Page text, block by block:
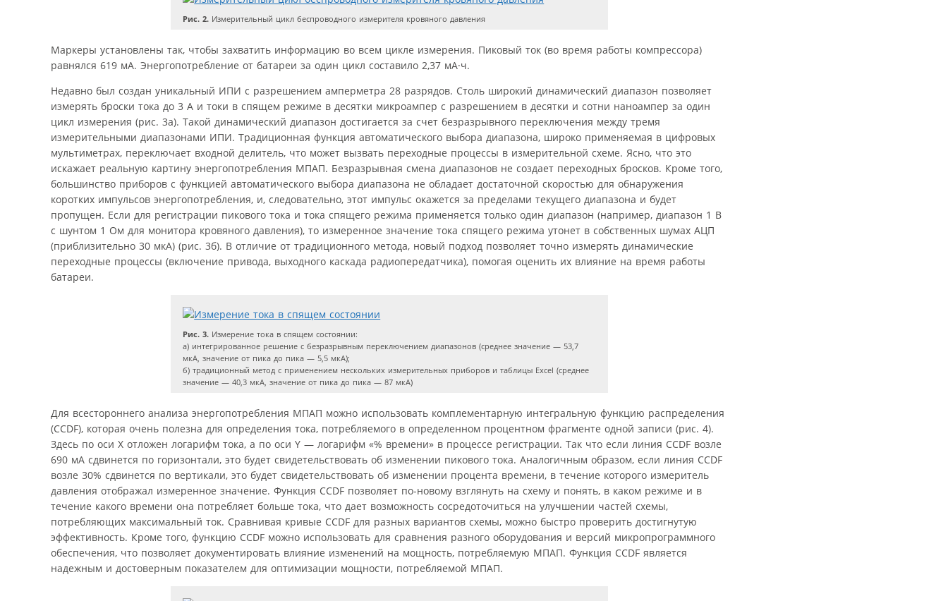
Рис. 2. Измерительный цикл беспроводного измерителя кровяного давления
Маркеры установлены так, чтобы захватить информацию во всем цикле измерения. Пиковый ток (во время работы компрессора)
равнялся 619 мА. Энергопотребление от батареи за один цикл составило 2,37 мА·ч.
Недавно был создан уникальный ИПИ с разрешением амперметра 28 разрядов. Столь широкий динамический диапазон позволяет
измерять броски тока до 3 А и токи в спящем режиме в десятки микроампер с разрешением в десятки и сотни наноампер за один
цикл измерения (рис. 3а). Такой динамический диапазон достигается за счет безразрывного переключения между тремя
измерительными диапазонами ИПИ. Традиционная функция автоматического выбора диапазона, широко применяемая в цифровых
мультиметрах, переключает входной делитель, что может вызвать переходные процессы в измерительной схеме. Ясно, что это
искажает реальную картину энергопотребления МПАП. Безразрывная смена диапазонов не создает переходных бросков. Кроме того,
большинство приборов с функцией автоматического выбора диапазона не обладает достаточной скоростью для обнаружения
коротких импульсов энергопотребления, и, следовательно, этот импульс окажется за пределами текущего диапазона и будет
пропущен. Если для регистрации пикового тока и тока спящего режима применяется только один диапазон (например, диапазон 1 В
с шунтом 1 Ом для монитора кровяного давления), то измеренное значение тока спящего режима утонет в собственных шумах АЦП
(приблизительно 30 мкА) (рис. 3б). В отличие от традиционного метода, новый подход позволяет точно измерять динамические
переходные процессы (включение привода, выходного каскада радиопередатчика), помогая оценить их влияние на время работы
батареи.
Рис. 3. Измерение тока в спящем состоянии:
а) интегрированное решение с безразрывным переключением диапазонов (среднее значение — 53,7
мкА, значение от пика до пика — 5,5 мкА);
б) традиционный метод с применением нескольких измерительных приборов и таблицы Excel (среднее
значение — 40,3 мкА, значение от пика до пика — 87 мкА)
Для всестороннего анализа энергопотребления МПАП можно использовать комплементарную интегральную функцию распределения
(CCDF), которая очень полезна для определения тока, потребляемого в определенном процентном фрагменте одной записи (рис. 4).
Здесь по оси Х отложен логарифм тока, а по оси Y — логарифм «% времени» в процессе регистрации. Так что если линия CCDF возле
690 мА сдвинется по горизонтали, это будет свидетельствовать об изменении пикового тока. Аналогичным образом, если линия CCDF
возле 30% сдвинется по вертикали, это будет свидетельствовать об изменении процента времени, в течение которого измеритель
давления отображал измеренное значение. Функция CCDF позволяет по-новому взглянуть на схему и понять, в каком режиме и в
течение какого времени она потребляет больше тока, что дает возможность сосредоточиться на улучшении частей схемы,
потребляющих максимальный ток. Сравнивая кривые CCDF для разных вариантов схемы, можно быстро проверить достигнутую
эффективность. Кроме того, функцию CCDF можно использовать для сравнения разного оборудования и версий микропрограммного
обеспечения, что позволяет документировать влияние изменений на мощность, потребляемую МПАП. Функция CCDF является
надежным и достоверным показателем для оптимизации мощности, потребляемой МПАП.